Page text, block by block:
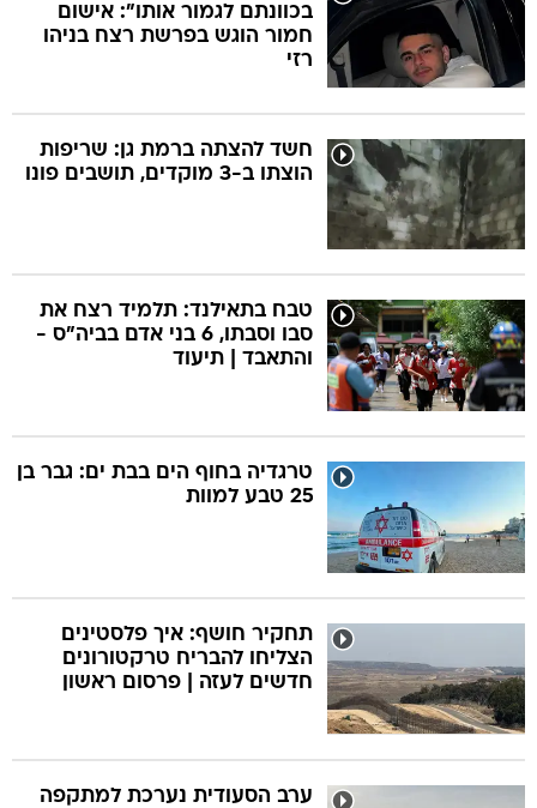
בכוונתם לגמור אותו": אישום
חמור הוגש בפרשת רצח בניהו
רזי
חשד להצתה ברמת גן: שריפות
הוצתו ב-3 מוקדים, תושבים פונו
טבח בתאילנד: תלמיד רצח את
סבו וסבתו, 6 בני אדם בביה"ס -
והתאבד | תיעוד
טרגדיה בחוף הים בבת ים: גבר בן
25 טבע למוות
תחקיר חושף: איך פלסטינים
הצליחו להבריח טרקטורונים
חדשים לעזה | פרסום ראשון
ערב הסעודית נערכת למתקפה